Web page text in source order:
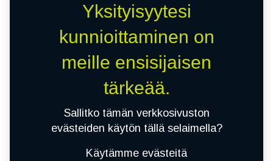
Yksityisyytesi
kunnioittaminen on
meille ensisijaisen
tärkeää.
Sallitko tämän verkkosivuston
evästeiden käytön tällä selaimella?
Käytämme evästeitä